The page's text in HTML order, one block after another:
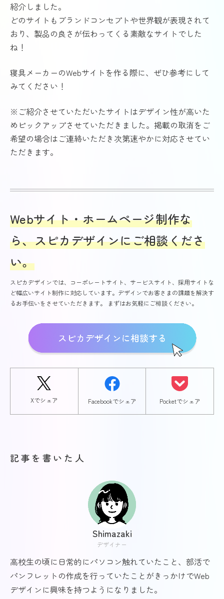
紹介しました。
どのサイトもブランドコンセプトや世界観が表現されて
おり、製品の良さが伝わってくる素敵なサイトでした
ね！
寝具メーカーのWebサイトを作る際に、ぜひ参考にして
みてください！
※ご紹介させていただいたサイトはデザイン性が高いた
めピックアップさせていただきました。掲載の取消をご
希望の場合はご連絡いただき次第速やかに対応させてい
ただきます。
Webサイト・ホームページ制作な
ら、スピカデザインにご相談くださ
い。
スピカデザインでは、コーポレートサイト、サービスサイト、採用サイトな
ど幅広いサイト制作に対応しています。デザインでお客さまの課題を解決す
るお手伝いをさせていただきます。 まずはお気軽にご相談ください。
Xでシェア Facebookでシェア Pocketでシェア
記事を書いた人
Shimazaki
デザイナー
高校生の頃に日常的にパソコン触れていたこと、部活で
パンフレットの作成を行っていたことがきっかけでWeb
デザインに興味を持つようになりました。